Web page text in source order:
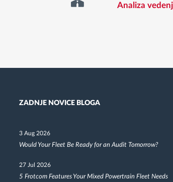
Analiza
ZADNJE NOVICE BLOGA
3 Aug 2026
Would Your Fleet Be Ready for an Audit Tomorrow?
27 Jul 2026
5 Frotcom Features Your Mixed Powertrain Fleet Needs